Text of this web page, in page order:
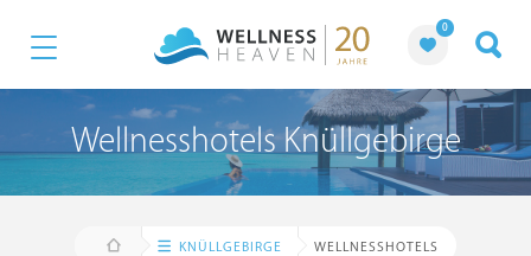
0
Wellnesshotels Knüllgebirge
KNÜLLGEBIRGE WELLNESSHOTELS